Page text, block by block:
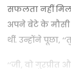
सफलता नहीं
अपने बेटे के
थीं. उन्होंने पूछा,
‘‘जी, वो गुरप्रीत